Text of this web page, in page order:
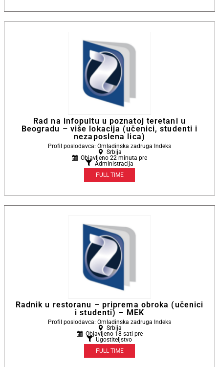
Rad na infopultu u poznatoj teretani u
Beogradu – više lokacija (učenici, studenti i
nezaposlena lica)
Profil poslodavca: Omladinska zadruga Indeks
Srbija
Objavljeno 22 minuta pre
Administracija
FULL TIME
Radnik u restoranu – priprema obroka (učenici
i studenti) – MEK
Profil poslodavca: Omladinska zadruga Indeks
Srbija
Objavljeno 18 sati pre
Ugostiteljstvo
FULL TIME